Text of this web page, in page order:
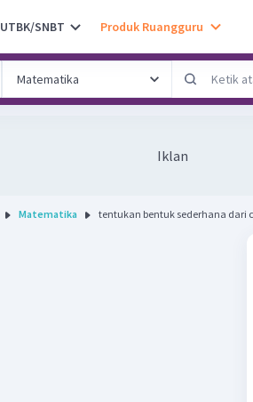
UTBK/SNBT Produk Ruangguru
Iklan
Matematika tentukan bentuk sederhana dari